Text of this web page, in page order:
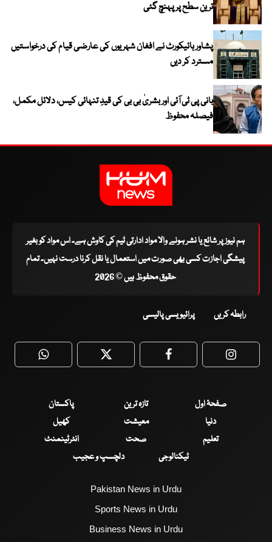
ترین سطح پر پہنچ گئی
پشاور ہائیکورٹ نے افغان شہریوں کی عارضی قیام کی درخواستیں
مسترد کر دیں
بانی پی ٹی آئی اور بشریٰ بی بی کی قیدِ تنہائی کیس، دلائل مکمل،
فیصلہ محفوظ
ہم نیوز پر شائع یا نشر ہونے والا مواد ادارتی ٹیم کی کاوش ہے۔ اس مواد کو بغیر
پیشگی اجازت کسی بھی صورت میں استعمال یا نقل کرنا درست نہیں۔ تمام
حقوق محفوظ ہیں © 2026
رابطہ کریں پرائیویسی پالیسی
WhatsApp Twitter Facebook
صفحۂ اول تازہ ترین
پاکستان
دنیا
معیشت
کھیل
تعلیم
صحت
انٹرٹینمنٹ
ٹیکنالوجی
دلچسپ و عجیب
Pakistan News in Urdu
Sports News in Urdu
Business News in Urdu